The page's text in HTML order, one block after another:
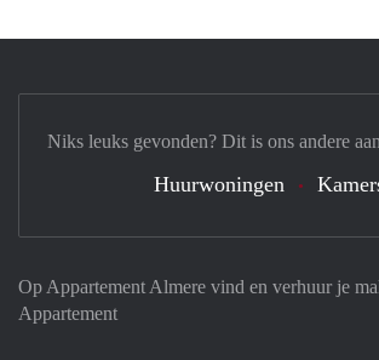
Op Appartement Almere vind en verhuur je
Appartement
Niks leuks gevonden? Dit is ons andere
Huurwoningen